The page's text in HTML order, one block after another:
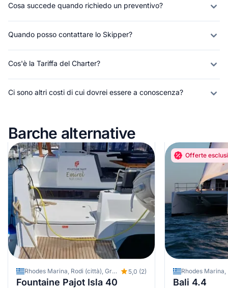
Cosa succede quando richiedo un preventivo?
Quando posso contattare lo Skipper?
Cos'è la Tariffa del Charter?
Ci sono altri costi di cui dovrei essere a conoscenza?
Barche alternative
Rhodes Marina, Rodi (città), Grecia 5,0 (2)
Fountaine Pajot Isla 40
Offerte
Bali 4.4